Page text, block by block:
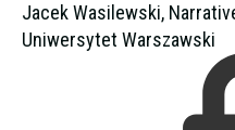
Jacek Wasilewski,
Uniwersytet Warszawski